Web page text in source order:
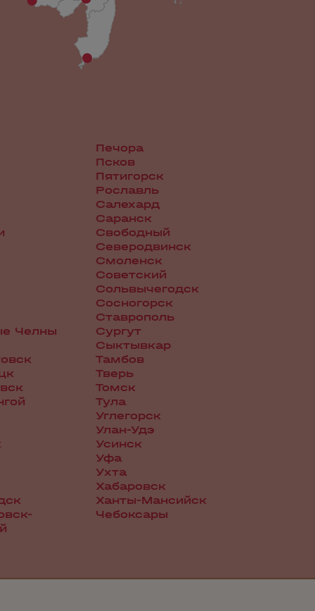
Челны
Печора
Псков
Пятигорск
Рославль
Салехард
Саранск
Свободный
Северодвинск
Смоленск
Советский
Сольвычегодск
Сосногорск
Ставрополь
Сургут
Сыктывкар
Тамбов
Тверь
Томск
Тула
Углегорск
Улан-Удэ
Усинск
Уфа
Ухта
Хабаровск
Ханты-Мансийск
Чебоксары